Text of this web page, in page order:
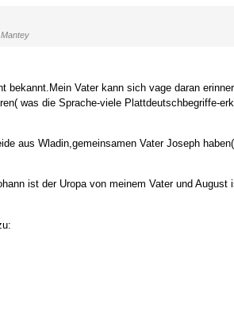
bekannt.Mein Vater kann sich vage daran
was die Sprache-viele Plattdeutschbegriffe-
aus Wladin,gemeinsamen Vater Joseph
ist der Uropa von meinem Vater und August